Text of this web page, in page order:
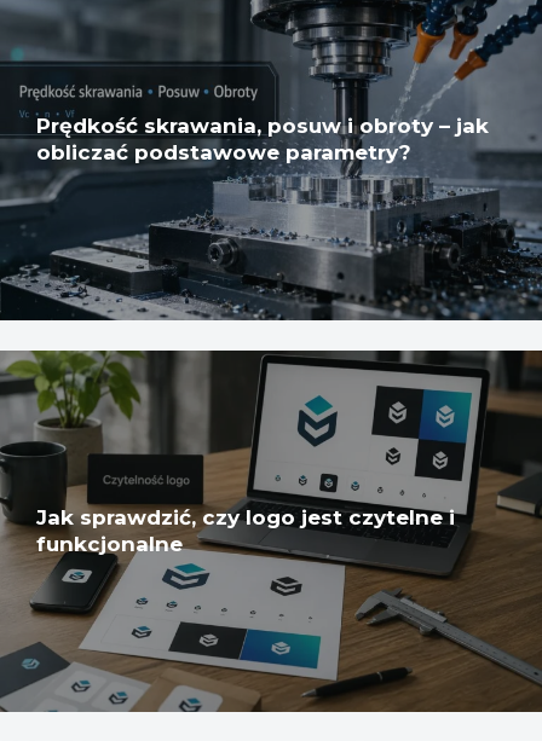
Prędkość skrawania, posuw i obroty – jak
obliczać podstawowe parametry?
Jak sprawdzić, czy logo jest czytelne i
funkcjonalne